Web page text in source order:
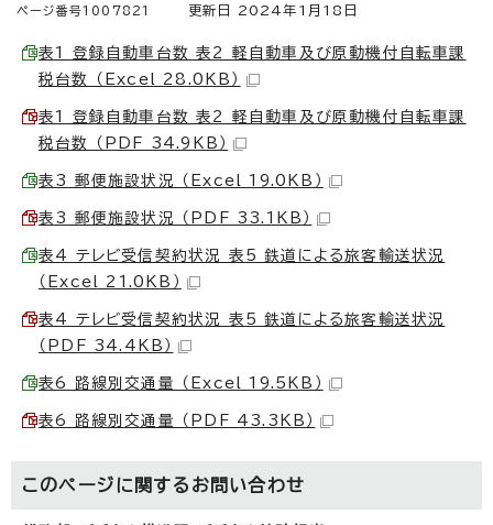
ページ番号1007821 更新日 2024年1月18日
表1 登録自動車台数 表2 軽自動車及び原動機付自転車課
税台数 （Excel 28.0KB）
表1 登録自動車台数 表2 軽自動車及び原動機付自転車課
税台数 （PDF 34.9KB）
表3 郵便施設状況 （Excel 19.0KB）
表3 郵便施設状況 （PDF 33.1KB）
表4 テレビ受信契約状況 表5 鉄道による旅客輸送状況
（Excel 21.0KB）
表4 テレビ受信契約状況 表5 鉄道による旅客輸送状況
（PDF 34.4KB）
表6 路線別交通量 （Excel 19.5KB）
表6 路線別交通量 （PDF 43.3KB）
このページに関する お問い合わせ